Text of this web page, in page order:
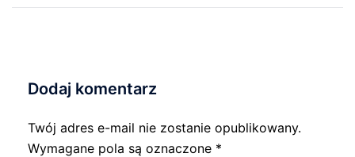
Dodaj komentarz
Twój adres e-mail nie zostanie opublikowany.
Wymagane pola są oznaczone *